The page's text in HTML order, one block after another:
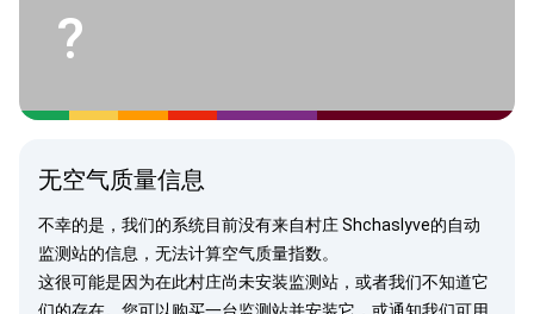
?
无空气质量信息
不幸的是，我们的系统目前没有来自村庄 Shchaslyve的自动
监测站的信息，无法计算空气质量指数。
这很可能是因为在此村庄尚未安装监测站，或者我们不知道它